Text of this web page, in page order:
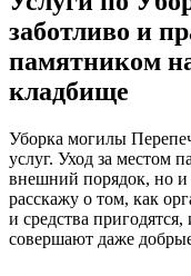
заботливо и
памятником
кладбище
Уборка могилы
услуг. Уход за местом
внешний порядок, но и
расскажу о том, как
и средства
совершают даже